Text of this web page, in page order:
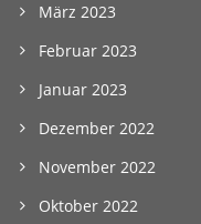
März 2023
Februar 2023
Januar 2023
Dezember 2022
November 2022
Oktober 2022